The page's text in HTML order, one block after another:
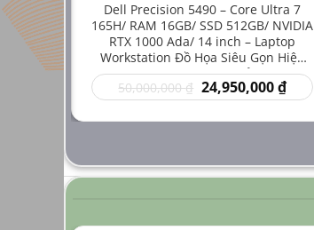
Dell Precision 5490 – Core Ultra 7
165H/ RAM 16GB/ SSD 512GB/ NVIDIA
RTX 1000 Ada/ 14 inch – Laptop
Workstation Đồ Họa Siêu Gọn Hiệu
Năng Cao Giá Rẻ
50,000,000₫ Giá
gốc
50,000,000 ₫.
24,950,000₫Giá
hiện
là:
i7-
–
Cho